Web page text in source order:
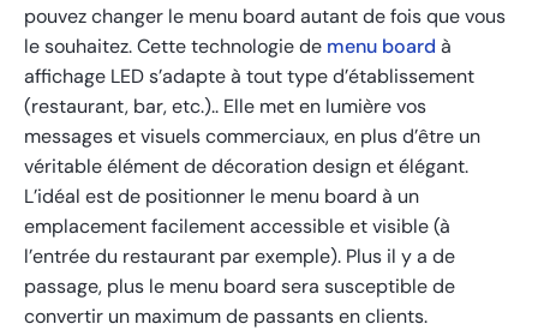
pouvez changer le menu board autant de fois que vous
le souhaitez. Cette technologie de menu board à
affichage LED s’adapte à tout type d’établissement
(restaurant, bar, etc.).. Elle met en lumière vos
messages et visuels commerciaux, en plus d’être un
véritable élément de décoration design et élégant.
L’idéal est de positionner le menu board à un
emplacement facilement accessible et visible (à
l’entrée du restaurant par exemple). Plus il y a de
passage, plus le menu board sera susceptible de
convertir un maximum de passants en clients.